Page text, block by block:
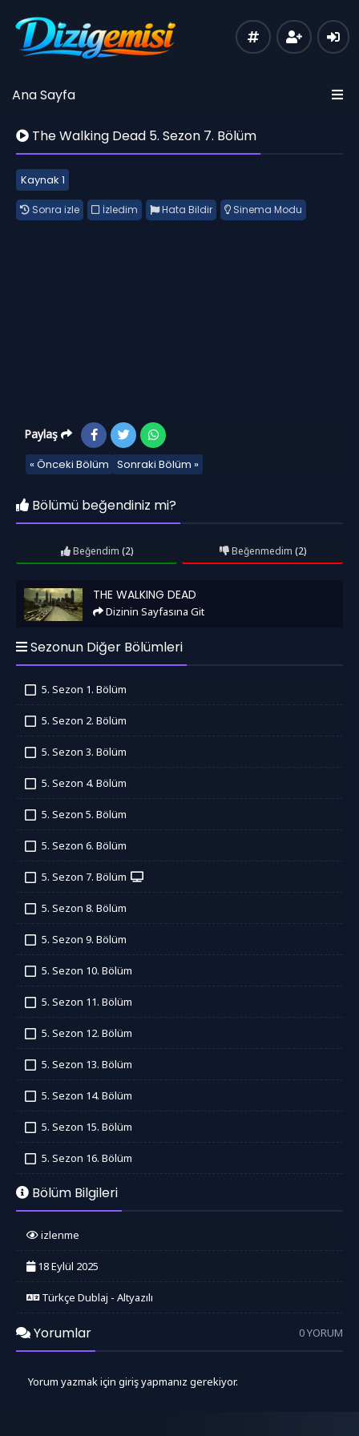
Ana Sayfa
The Walking Dead 5. Sezon 7. Bölüm
Kaynak 1
Sonra izle İzledim Hata Bildir Sinema Modu
Paylaş
« Önceki Bölüm Sonraki Bölüm »
Bölümü beğendiniz mi?
Beğendim (2) Beğenmedim (2)
The Walking DeadTHE WALKING DEAD
Dizinin Sayfasına Git
Sezonun Diğer Bölümleri
5. Sezon 1. Bölüm
5. Sezon 2. Bölüm
5. Sezon 3. Bölüm
5. Sezon 4. Bölüm
5. Sezon 5. Bölüm
5. Sezon 6. Bölüm
5. Sezon 7. Bölüm
5. Sezon 8. Bölüm
5. Sezon 9. Bölüm
5. Sezon 10. Bölüm
5. Sezon 11. Bölüm
5. Sezon 12. Bölüm
5. Sezon 13. Bölüm
5. Sezon 14. Bölüm
5. Sezon 15. Bölüm
5. Sezon 16. Bölüm
Bölüm Bilgileri
izlenme
18 Eylül 2025
Türkçe Dublaj - Altyazılı
Yorumlar 0 YORUM
Yorum yazmak için giriş yapmanız gerekiyor.